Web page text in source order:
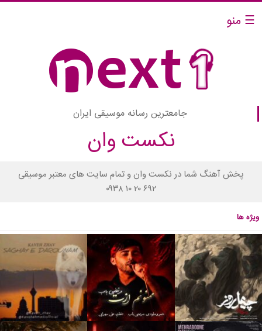
☰ منو
جامعترین رسانه موسیقی ایران
نکست وان
پخش آهنگ شما در نکست وان و تمام سایت های معتبر موسیقی
۰۹۳۸ ۱۰ ۲۰ ۶۹۲
ویژه ها